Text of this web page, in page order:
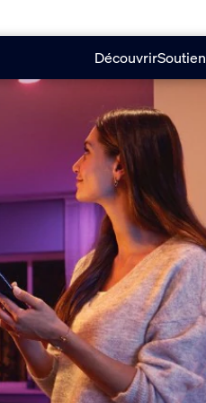
DécouvrirSoutien